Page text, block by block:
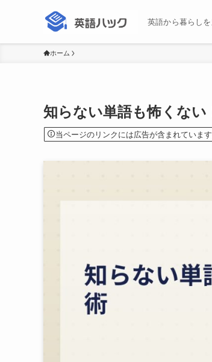
英語から暮らし
ホーム
知らない単語も怖くない
当ページのリンクには広告が含まれています